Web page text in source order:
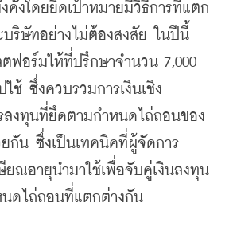
คั่งโดยยึดเป้าหมายมีวิธีการที่แตก
ริษัทอย่างไม่ต้องสงสัย
ในปีนี้
ฟอร์มให้ที่ปรึกษาจำนวน
ใช้ ซึ่งควบรวมการเงินเชิง
ลงทุนที่ยึดตามกำหนดไถ่ถอนของ
ยกัน ซึ่งเป็นเทคนิคที่ผู้จัดการ
ยณอายุนำมาใช้เพื่อจับคู่เงินลงทุน
นดไถ่ถอนที่แตกต่างกัน